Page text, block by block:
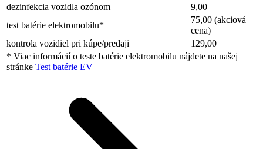
dezinfekcia vozidla ozónom
9,00
test batérie elektromobilu*
75,00 (akciová
cena)
kontrola vozidiel pri kúpe/predaji
129,00
* Viac informácií o teste batérie elektromobilu nájdete na našej
stránke Test batérie EV